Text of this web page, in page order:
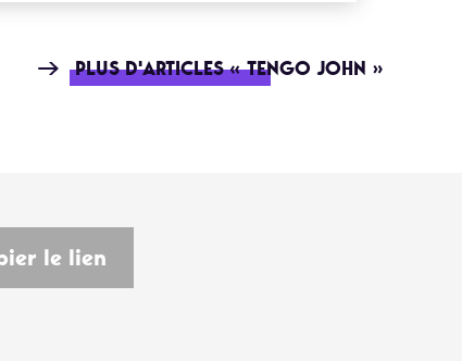
PLUS D'ARTICLES « TENGO JOHN »
le lien